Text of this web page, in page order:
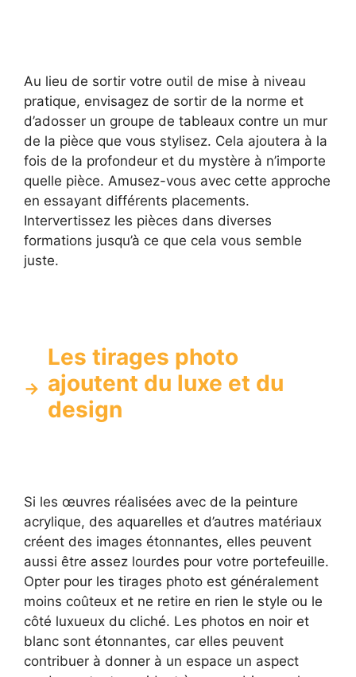
Au lieu de sortir votre outil de mise à niveau
pratique, envisagez de sortir de la norme et
d’adosser un groupe de tableaux contre un mur
de la pièce que vous stylisez. Cela ajoutera à la
fois de la profondeur et du mystère à n’importe
quelle pièce. Amusez-vous avec cette approche
en essayant différents placements.
Intervertissez les pièces dans diverses
formations jusqu’à ce que cela vous semble
juste.
Les tirages photo
ajoutent du luxe et du
design
Si les œuvres réalisées avec de la peinture
acrylique, des aquarelles et d’autres matériaux
créent des images étonnantes, elles peuvent
aussi être assez lourdes pour votre portefeuille.
Opter pour les tirages photo est généralement
moins coûteux et ne retire en rien le style ou le
côté luxueux du cliché. Les photos en noir et
blanc sont étonnantes, car elles peuvent
contribuer à donner à un espace un aspect